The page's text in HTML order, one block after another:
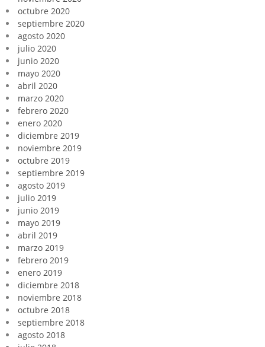
octubre 2020
septiembre 2020
agosto 2020
julio 2020
junio 2020
mayo 2020
abril 2020
marzo 2020
febrero 2020
enero 2020
diciembre 2019
noviembre 2019
octubre 2019
septiembre 2019
agosto 2019
julio 2019
junio 2019
mayo 2019
abril 2019
marzo 2019
febrero 2019
enero 2019
diciembre 2018
noviembre 2018
octubre 2018
septiembre 2018
agosto 2018